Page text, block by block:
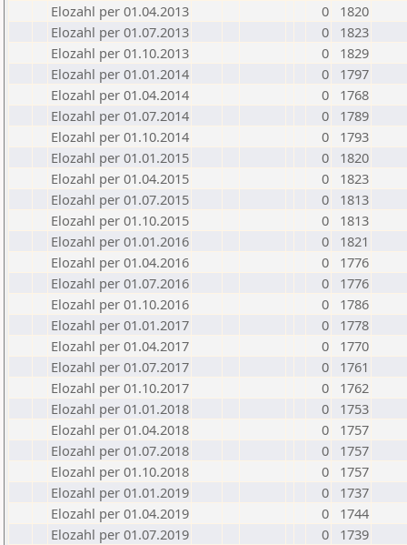
Elozahl per 01.04.2013
0
1820
Elozahl per 01.07.2013
0
1823
Elozahl per 01.10.2013
0
1829
Elozahl per 01.01.2014
0
1797
Elozahl per 01.04.2014
0
1768
Elozahl per 01.07.2014
0
1789
Elozahl per 01.10.2014
0
1793
Elozahl per 01.01.2015
0
1820
Elozahl per 01.04.2015
0
1823
Elozahl per 01.07.2015
0
1813
Elozahl per 01.10.2015
0
1813
Elozahl per 01.01.2016
0
1821
Elozahl per 01.04.2016
0
1776
Elozahl per 01.07.2016
0
1776
Elozahl per 01.10.2016
0
1786
Elozahl per 01.01.2017
0
1778
Elozahl per 01.04.2017
0
1770
Elozahl per 01.07.2017
0
1761
Elozahl per 01.10.2017
0
1762
Elozahl per 01.01.2018
0
1753
Elozahl per 01.04.2018
0
1757
Elozahl per 01.07.2018
0
1757
Elozahl per 01.10.2018
0
1757
Elozahl per 01.01.2019
0
1737
Elozahl per 01.04.2019
0
1744
Elozahl per 01.07.2019
0
1739